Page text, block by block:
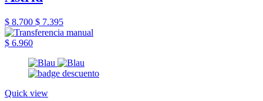
$ 8.700 $ 7.395
$ 6.960
Quick view